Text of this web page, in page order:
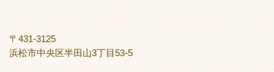
〒431-3125
浜松市中央区半田山3丁目53-5